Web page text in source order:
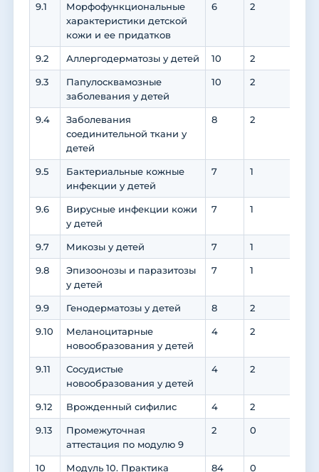
9.1
Морфофункциональные
характеристики детской
кожи и ее придатков
6 2
9.2 Аллергодерматозы у детей 10 2
9.3
Папулосквамозные
заболевания у детей
10 2
9.4
Заболевания
соединительной ткани у
детей
8 2
9.5
Бактериальные кожные
инфекции у детей
7 1
9.6
Вирусные инфекции кожи
у детей
7 1
9.7 Микозы у детей 7 1
9.8
Эпизоонозы и паразитозы
у детей
7 1
9.9 Генодерматозы у детей 8 2
9.10
Меланоцитарные
новообразования у детей
4 2
9.11
Сосудистые
новообразования у детей
4 2
9.12 Врожденный сифилис 4 2
9.13
Промежуточная
аттестация по модулю 9
2 0
10 Модуль 10. Практика 84 0